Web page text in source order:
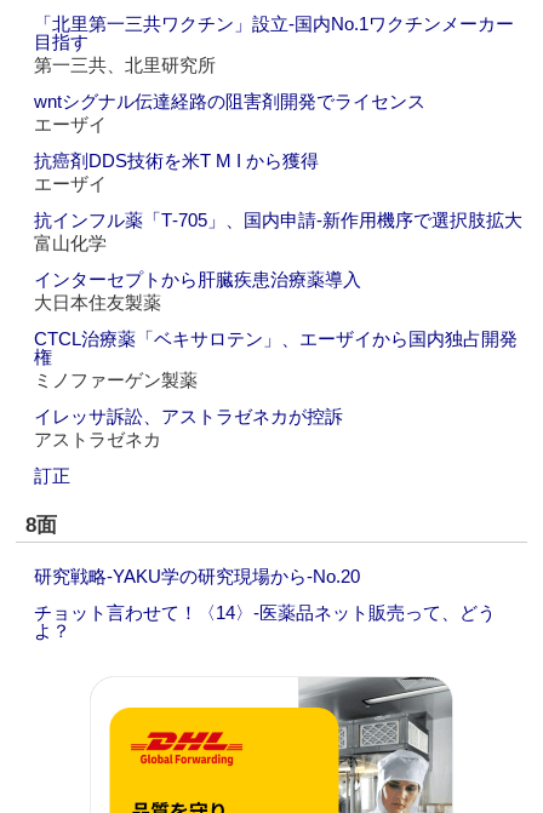
「北里第一三共ワクチン」設立‐国内No.1ワクチンメーカー
目指す
第一三共、北里研究所
wntシグナル伝達経路の阻害剤開発でライセンス
エーザイ
抗癌剤DDS技術を米T M I から獲得
エーザイ
抗インフル薬「T‐705」、国内申請‐新作用機序で選択肢拡大
富山化学
インターセプトから肝臓疾患治療薬導入
大日本住友製薬
CTCL治療薬「ベキサロテン」、エーザイから国内独占開発
権
ミノファーゲン製薬
イレッサ訴訟、アストラゼネカが控訴
アストラゼネカ
訂正
8面
研究戦略‐YAKU学の研究現場から‐No.20
チョット言わせて！〈14〉‐医薬品ネット販売って、どう
よ？